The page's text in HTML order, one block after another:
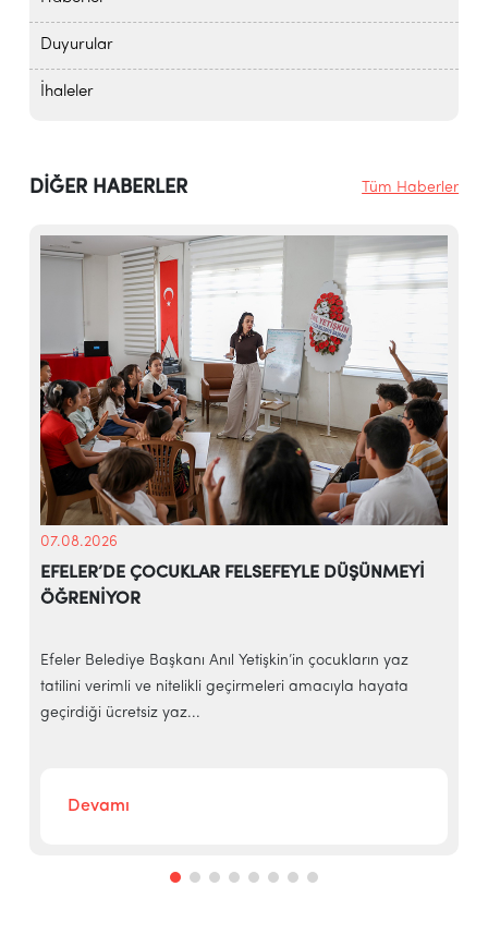
Duyurular
İhaleler
DİĞER HABERLER Tüm Haberler
07.08.2026
EFELER’DE ÇOCUKLAR FELSEFEYLE DÜŞÜNMEYİ
ÖĞRENİYOR
Efeler Belediye Başkanı Anıl Yetişkin’in çocukların yaz
tatilini verimli ve nitelikli geçirmeleri amacıyla hayata
geçirdiği ücretsiz yaz...
Devamı